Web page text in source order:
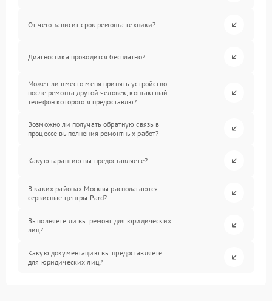
От чего зависит срок ремонта техники?
Диагностика проводится бесплатно?
Может ли вместо меня принять устройство
после ремонта другой человек, контактный
телефон которого я предоставлю?
Возможно ли получать обратную связь в
процессе выполнения ремонтных работ?
Какую гарантию вы предоставляете?
В каких районах Москвы располагаются
сервисные центры Pard?
Выполняете ли вы ремонт для юридических
лиц?
Какую документацию вы предоставляете
для юридических лиц?